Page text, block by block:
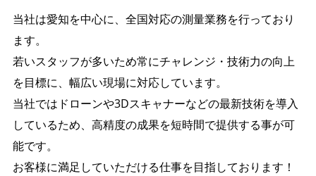
当社は愛知を中心に、全国対応の測量業務を行っており
ます。
若いスタッフが多いため常にチャレンジ・技術力の向上
を目標に、幅広い現場に対応しています。
当社ではドローンや3Dスキャナーなどの最新技術を導入
しているため、高精度の成果を短時間で提供する事が可
能です。
お客様に満足していただける仕事を目指しております！